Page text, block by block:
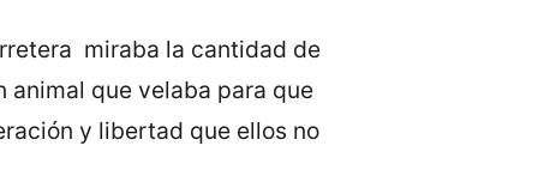
miraba la cantidad de
animal que velaba para que
y libertad que ellos no